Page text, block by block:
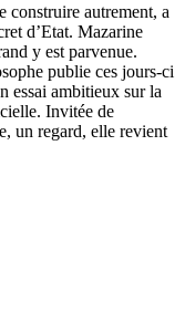
construire autrement, a
d’Etat. Mazarine
y est parvenue.
publie ces jours-ci
essai ambitieux sur la
Invitée de
un regard, elle revient